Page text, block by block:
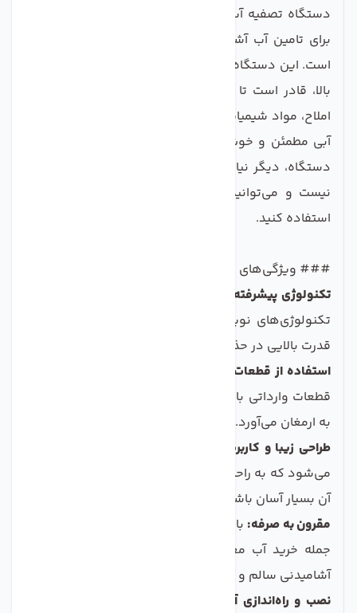
برای تامین آب آشامیدنی سالم و پاکیزه برای خانواده‌ها
است. این دستگاه با استفاده از قطعات وارداتی با کیفیت
بالا، قادر است تا انواع آلاینده‌های موجود در آب شامل
املاح، مواد شیمیایی و میکروارگانیسم‌ها را حذف کرده و
آبی مطمئن و خوش‌طعم را برای شما فراهم کند. با این
دستگاه، دیگر نیازی به نگرانی درباره کیفیت آب مصرفی
نیست و می‌توانید با خیالی آسوده از آب تصفیه شده
استفاده کنید.
### ویژگی‌های کلیدی محصول
تکنولوژی پیشرفته تصفیه:
تکنولوژی‌های نوین برای تصفیه آب استفاده می‌کند که
قدرت بالایی در حذف آلاینده‌ها دارد.
استفاده از قطعات با کیفیت:
قطعات وارداتی با کیفیت بالا، ماندگاری و کارایی بالایی را
به ارمغان می‌آورد.
طراحی زیبا و کاربرپسند:
می‌شود که به راحتی در هر محیطی جا بگیرد و استفاده از
آن بسیار آسان باشد.
مقرون به صرفه: با خرید این دستگاه، هزینه‌های اضافی از
جمله خرید آب معدنی را کاهش دهید و به تأمین آب
آشامیدنی سالم و بهداشتی بپردازید.